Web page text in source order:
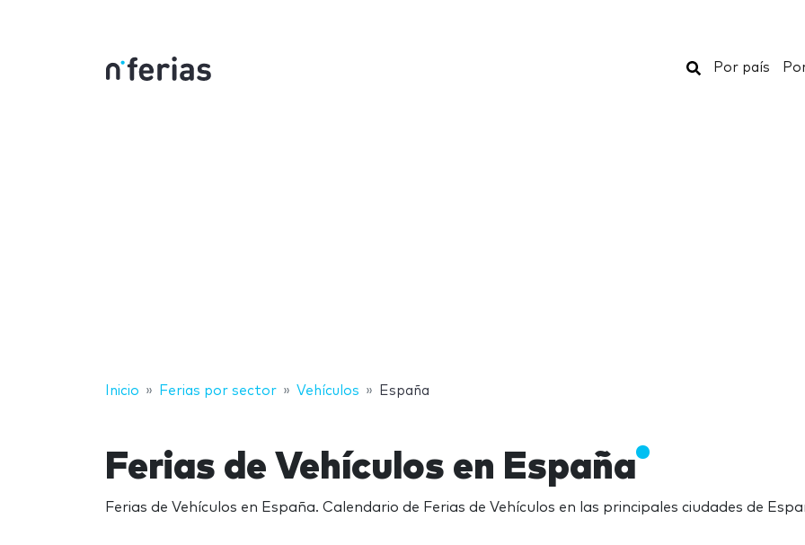
Buscar
Por país
Inicio Ferias por sector Vehículos España
Ferias de Vehículos en España
Ferias de Vehículos en España. Calendario de Ferias de Vehículos en las principales ciudades de